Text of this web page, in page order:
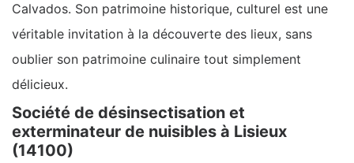
Calvados. Son patrimoine historique, culturel est une
véritable invitation à la découverte des lieux, sans
oublier son patrimoine culinaire tout simplement
délicieux.
Société de désinsectisation et
exterminateur de nuisibles à Lisieux
(14100)